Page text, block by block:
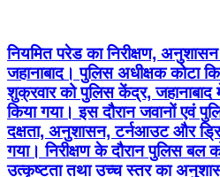
नियमित परेड का निरीक्षण, अनुशासन
जहानाबाद। पुलिस अधीक्षक कोटा
शुक्रवार को पुलिस केंद्र, जहानाबाद
किया गया। इस दौरान जवानों एवं
दक्षता, अनुशासन, टर्नआउट और
गया। निरीक्षण के दौरान पुलिस बल
उत्कृष्टता तथा उच्च स्तर का